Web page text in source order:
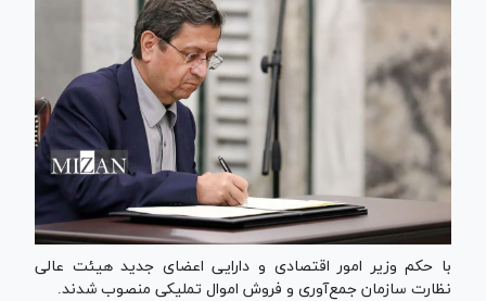
با حکم وزیر امور اقتصادی و دارایی اعضای جدید هیئت عالی
نظارت سازمان جمع‌آوری و فروش اموال تملیکی منصوب شدند.